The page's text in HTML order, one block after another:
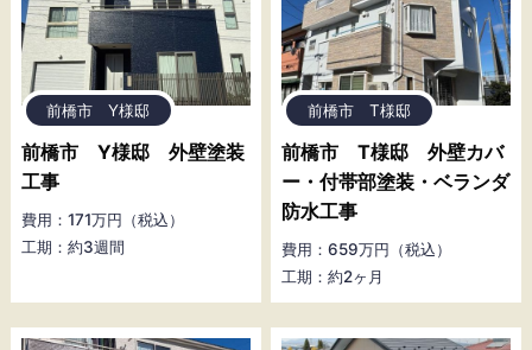
前橋市 Y様邸
前橋市 Y様邸 外壁塗装
工事
費用：171万円（税込）
工期：約3週間
前橋市 T様邸
前橋市 T様邸 外壁カバ
ー・付帯部塗装・ベランダ
防水工事
費用：659万円（税込）
工期：約2ヶ月